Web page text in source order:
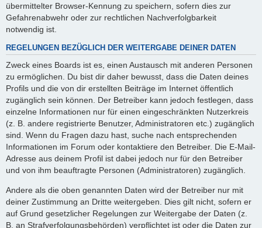
übermittelter Browser-Kennung zu speichern, sofern dies zur
Gefahrenabwehr oder zur rechtlichen Nachverfolgbarkeit
notwendig ist.
REGELUNGEN BEZÜGLICH DER WEITERGABE DEINER DATEN
Zweck eines Boards ist es, einen Austausch mit anderen Personen
zu ermöglichen. Du bist dir daher bewusst, dass die Daten deines
Profils und die von dir erstellten Beiträge im Internet öffentlich
zugänglich sein können. Der Betreiber kann jedoch festlegen, dass
einzelne Informationen nur für einen eingeschränkten Nutzerkreis
(z. B. andere registrierte Benutzer, Administratoren etc.) zugänglich
sind. Wenn du Fragen dazu hast, suche nach entsprechenden
Informationen im Forum oder kontaktiere den Betreiber. Die E-Mail-
Adresse aus deinem Profil ist dabei jedoch nur für den Betreiber
und von ihm beauftragte Personen (Administratoren) zugänglich.
Andere als die oben genannten Daten wird der Betreiber nur mit
deiner Zustimmung an Dritte weitergeben. Dies gilt nicht, sofern er
auf Grund gesetzlicher Regelungen zur Weitergabe der Daten (z.
B. an Strafverfolgungsbehörden) verpflichtet ist oder die Daten zur